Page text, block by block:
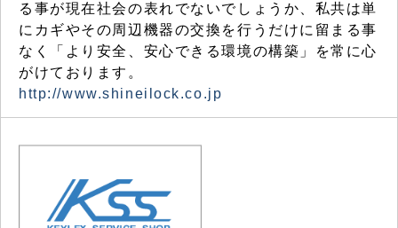
る事が現在社会の表れでないでしょうか、私共は単
にカギやその周辺機器の交換を行うだけに留まる事
なく「より安全、安心できる環境の構築」を常に心
がけております。
http://www.shineilock.co.jp